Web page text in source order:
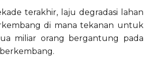
terakhir, laju degradasi lahan
di mana tekanan untuk
miliar orang bergantung pada